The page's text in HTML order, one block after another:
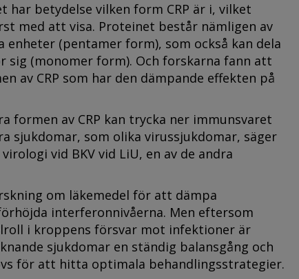
har betydelse vilken form CRP är i, vilket
med att visa. Proteinet består nämligen av
enheter (pentamer form), som också kan dela
sig (monomer form). Och forskarna fann att
av CRP som har den dämpande effekten på
formen av CRP kan trycka ner immunsvaret
sjukdomar, som olika virussjukdomar, säger
vid BKV vid LiU, en av de andra
om läkemedel för att dämpa
interferonnivåerna. Men eftersom
i kroppens försvar mot infektioner är
sjukdomar en ständig balansgång och
för att hitta optimala behandlingsstrategier.